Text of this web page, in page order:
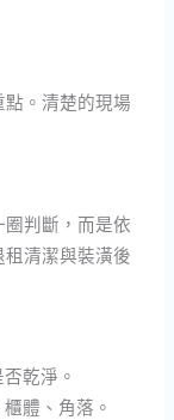
。清楚的現場
判斷，而是依
清潔與裝潢後
乾淨。
體、角落。